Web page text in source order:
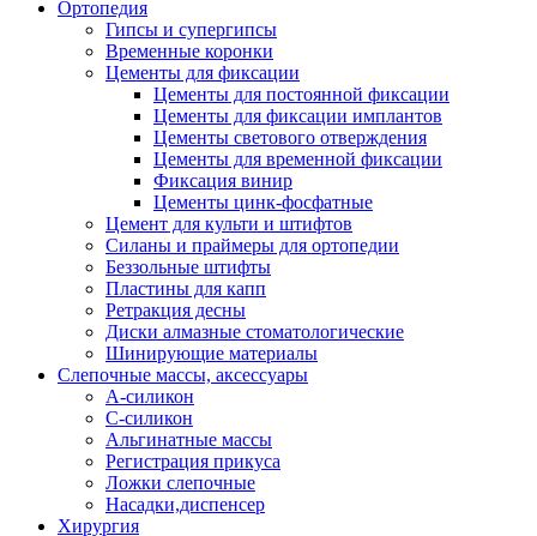
Ортопедия
Гипсы и супергипсы
Временные коронки
Цементы для фиксации
Цементы для постоянной фиксации
Цементы для фиксации имплантов
Цементы светового отверждения
Цементы для временной фиксации
Фиксация винир
Цементы цинк-фосфатные
Цемент для культи и штифтов
Силаны и праймеры для ортопедии
Беззольные штифты
Пластины для капп
Ретракция десны
Диски алмазные стоматологические
Шинирующие материалы
Слепочные массы, аксессуары
А-силикон
С-силикон
Альгинатные массы
Регистрация прикуса
Ложки слепочные
Насадки,диспенсер
Хирургия